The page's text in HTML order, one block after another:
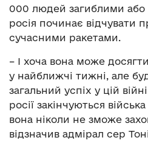
000 людей загиблими або
росія починає відчувати
сучасними ракетами.
– І хоча вона може
у найближчі тижні, але
загальний успіх у цій
росії закінчуються
вона ніколи не зможе
відзначив адмірал сер